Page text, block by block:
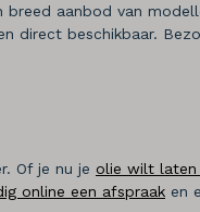
breed aanbod van
direct beschikbaar.
Of je nu je olie wilt laten
online een afspraak en